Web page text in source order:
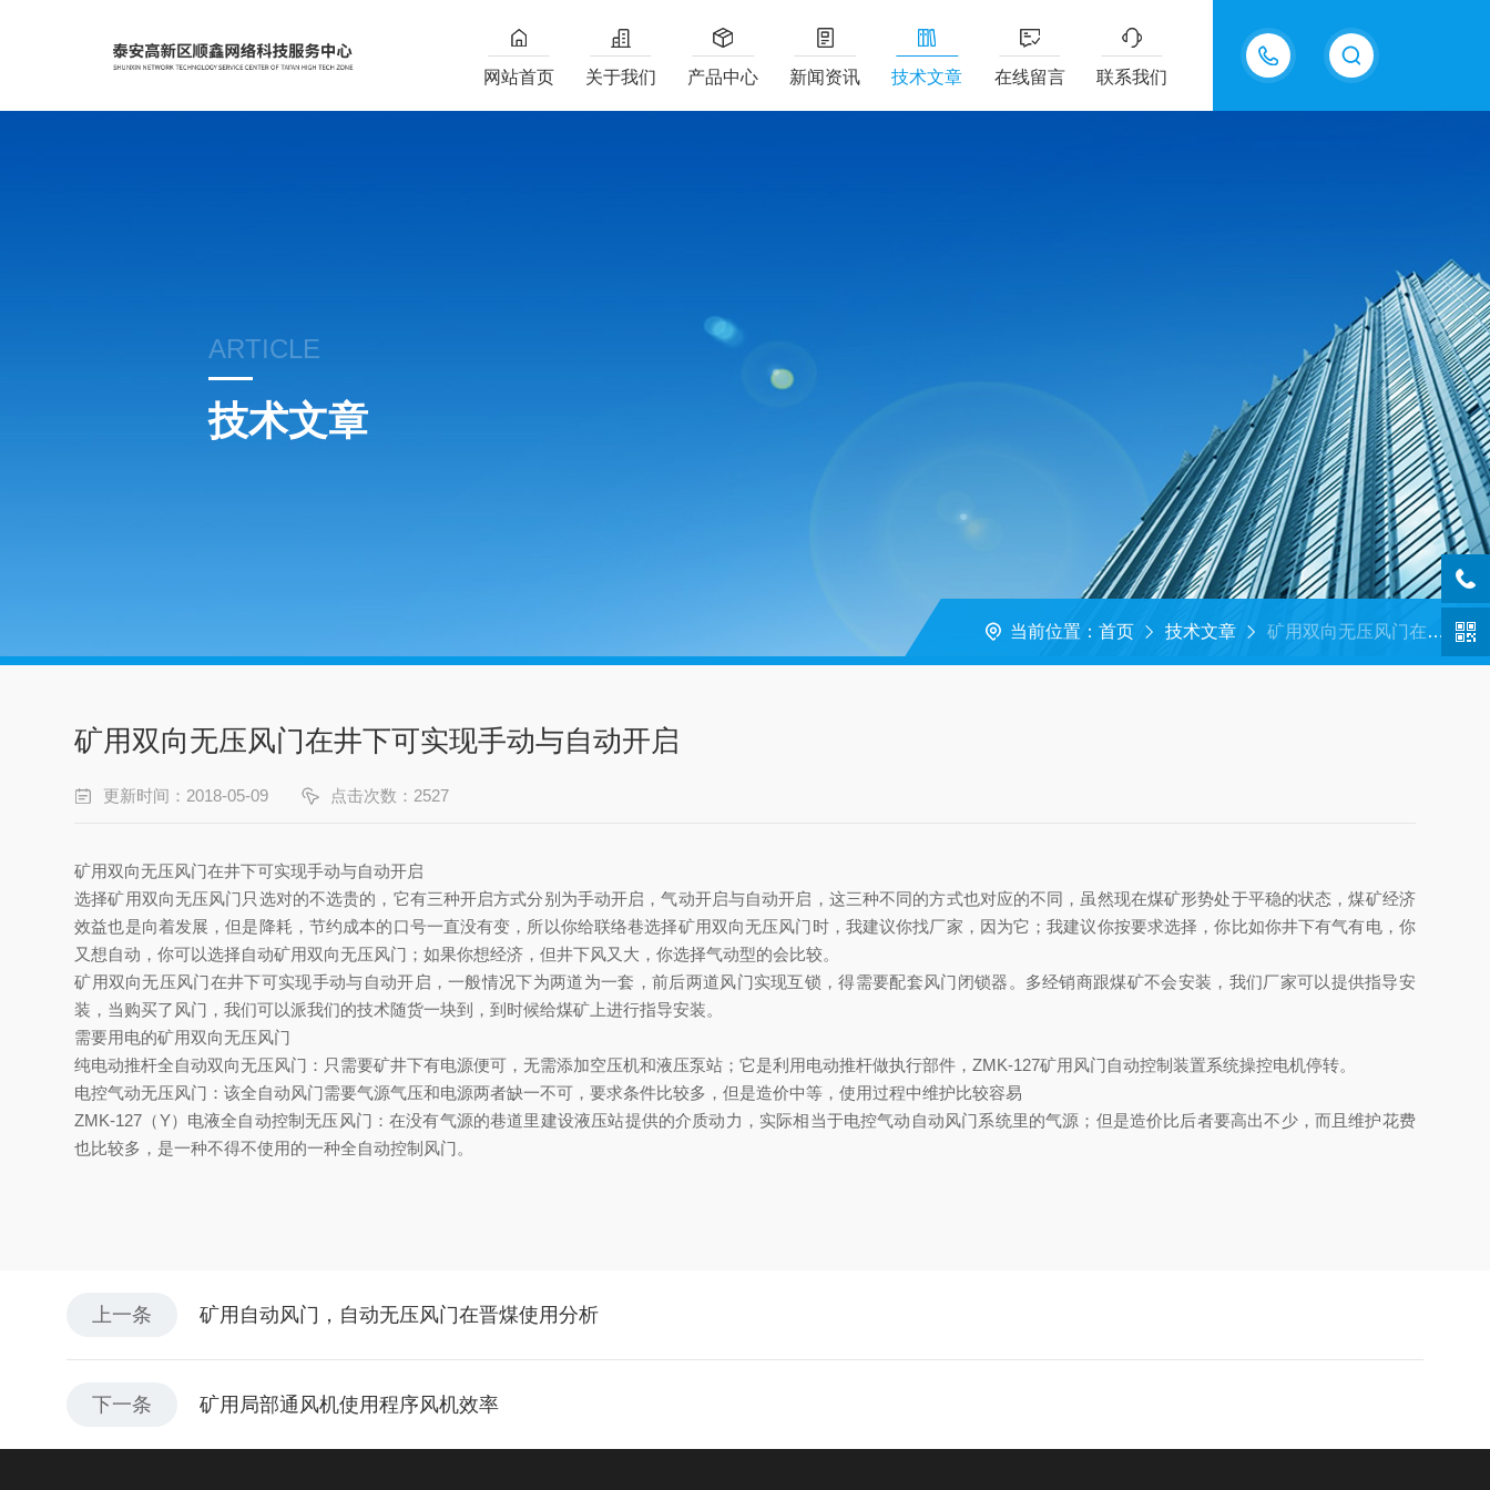
18605483306
网站首页 关于我们 产品中心 新闻资讯 技术文章 在线留言 联系我们
ARTICLE
技术文章
当前位置： 首页 技术文章 矿用双向无压风门在井下可实现手动与自动开启
矿用双向无压风门在井下可实现手动与自动开启
更新时间：2018-05-09 点击次数：2527
矿用双向无压风门在井下可实现手动与自动开启
选择矿用双向无压风门只选对的不选贵的，它有三种开启方式分别为手动开启，气动开启与自动开启，这三种不同的方式也对应的不同，虽然现在煤矿形势处于平稳的状态，煤矿经济
效益也是向着发展，但是降耗，节约成本的口号一直没有变，所以你给联络巷选择矿用双向无压风门时，我建议你找厂家，因为它；我建议你按要求选择，你比如你井下有气有电，你
又想自动，你可以选择自动矿用双向无压风门；如果你想经济，但井下风又大，你选择气动型的会比较。
矿用双向无压风门在井下可实现手动与自动开启 ，一般情况下为两道为一套，前后两道风门实现互锁，得需要配套风门闭锁器。多经销商跟煤矿不会安装，我们厂家可以提供指导安
装，当购买了风门，我们可以派我们的技术随货一块到，到时候给煤矿上进行指导安装。
需要用电的矿用双向无压风门
纯电动推杆全自动双向无压风门：只需要矿井下有电源便可，无需添加空压机和液压泵站；它是利用电动推杆做执行部件，ZMK-127矿用风门自动控制装置系统操控电机停转。
电控气动无压风门：该全自动风门需要气源气压和电源两者缺一不可，要求条件比较多，但是造价中等，使用过程中维护比较容易
ZMK-127（Y）电液全自动控制无压风门：在没有气源的巷道里建设液压站提供的介质动力，实际相当于电控气动自动风门系统里的气源；但是造价比后者要高出不少，而且维护花费
也比较多，是一种不得不使用的一种全自动控制风门。
上一条 矿用自动风门，自动无压风门在晋煤使用分析
下一条 矿用局部通风机使用程序风机效率